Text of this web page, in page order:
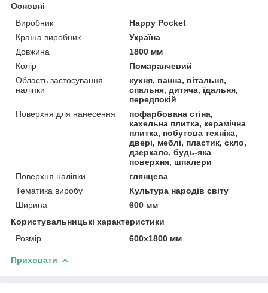
Основні
Виробник
Happy Pocket
Країна виробник
Україна
Довжина
1800 мм
Колір
Помаранчевий
Область застосування
наліпки
кухня, ванна, вітальня,
спальня, дитяча, їдальня,
передпокій
Поверхня для нанесення
пофарбована стіна,
кахельна плитка, керамічна
плитка, побутова техніка,
двері, меблі, пластик, скло,
дзеркало, будь-яка
поверхня, шпалери
Поверхня наліпки
глянцева
Тематика виробу
Культура народів світу
Ширина
600 мм
Користувальницькі характеристики
Розмір
600х1800 мм
Приховати